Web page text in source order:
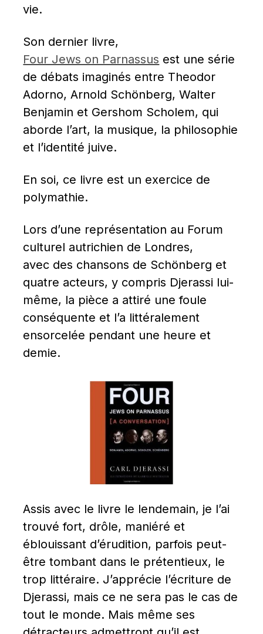
vie.
Son dernier livre,
Four Jews on Parnassus est une série
de débats imaginés entre Theodor
Adorno, Arnold Schönberg, Walter
Benjamin et Gershom Scholem, qui
aborde l’art, la musique, la philosophie
et l’identité juive.
En soi, ce livre est un exercice de
polymathie.
Lors d’une représentation au Forum
culturel autrichien de Londres,
avec des chansons de Schönberg et
quatre acteurs, y compris Djerassi lui-
même, la pièce a attiré une foule
conséquente et l’a littéralement
ensorcelée pendant une heure et
demie.
Assis avec le livre le lendemain, je l’ai
trouvé fort, drôle, maniéré et
éblouissant d’érudition, parfois peut-
être tombant dans le prétentieux, le
trop littéraire. J’apprécie l’écriture de
Djerassi, mais ce ne sera pas le cas de
tout le monde. Mais même ses